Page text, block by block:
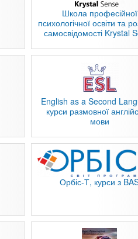
Школа професійної
психологічної освіти та
самосвідомості Krystal
English as a Second
курси размовної
мови
Орбіс-Т, курси з